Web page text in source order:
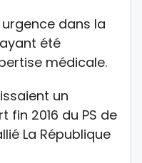
dans la
été
médicale.
un
fin 2016 du PS de
La République